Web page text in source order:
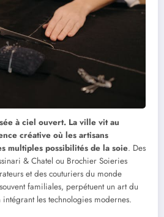
à ciel ouvert. La ville vit au
créative où les artisans
multiples possibilités de la soie. Des
& Chatel ou Brochier Soieries
et des couturiers du monde
familiales, perpétuent un art du
intégrant les technologies modernes.